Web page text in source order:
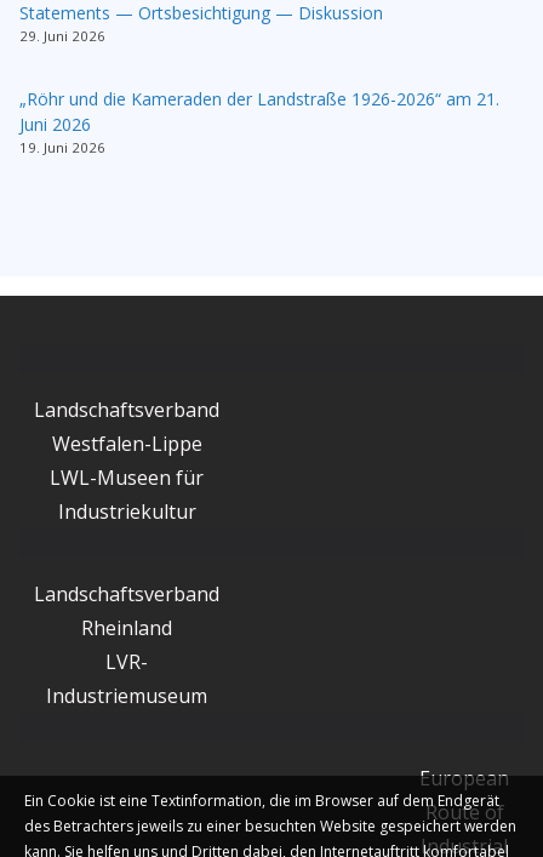
Statements — Ortsbesichtigung — Diskussion
29. Juni 2026
„Röhr und die Kameraden der Landstraße 1926-2026“ am 21.
Juni 2026
19. Juni 2026
Landschaftsverband
Westfalen-Lippe
LWL-Museen für
Industriekultur
Landschaftsverband
Rheinland
LVR-
Industriemuseum
European
Route of
Industrial
Ein Cookie ist eine Textinformation, die im Browser auf dem Endgerät
des Betrachters jeweils zu einer besuchten Website gespeichert werden
kann. Sie helfen uns und Dritten dabei, den Internetauftritt komfortabel